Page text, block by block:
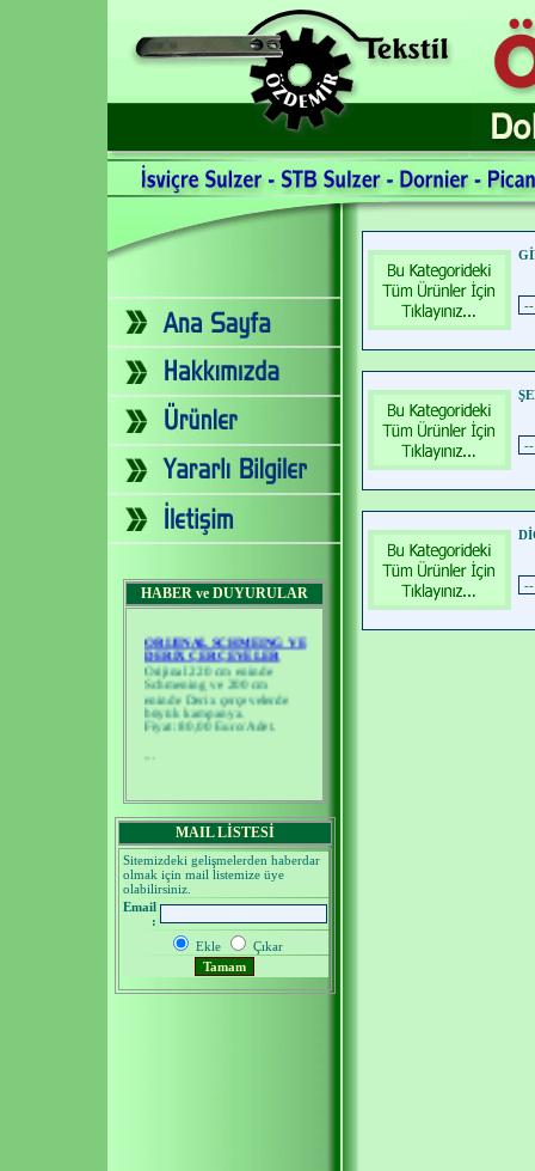
HABER ve DUYURULAR
DERIX ÇERÇEVELER
Orijinal 220 cm eninde
Schmening ve 200 cm
eninde Derix çerçevelerde
büyük kampanya.
Fiyat: 80,00 Euro/Adet.
MAIL LİSTESİ
Sitemizdeki gelişmelerden haberdar
olmak için mail listemize üye
olabilirsiniz.
Email
:
Ekle
Çıkar